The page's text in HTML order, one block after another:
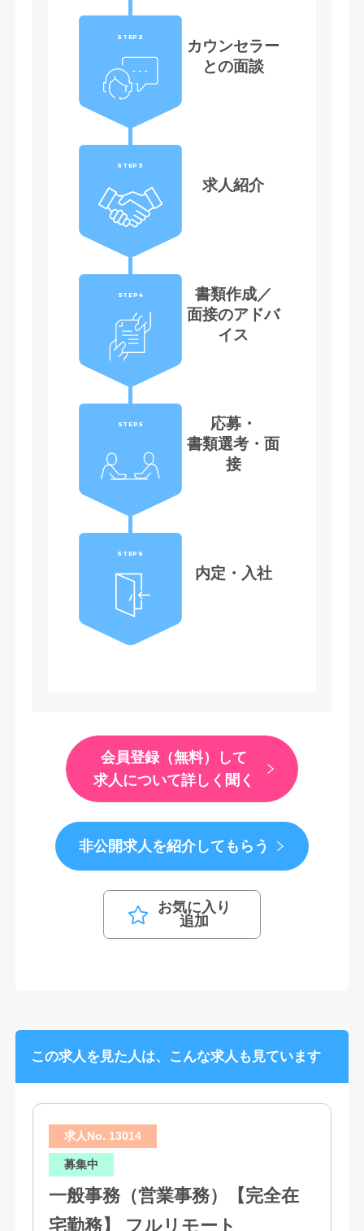
STEP2
カウンセラー
との面談
STEP3
求人紹介
STEP4
書類作成／
面接のアドバ
イス
STEP5
応募・
書類選考・面
接
STEP6
内定・入社
会員登録（無料）して
求人について詳しく聞く
非公開求人を紹介してもらう
お気に入り
追加
この求人を見た人は、こんな求人も見ています
求人No. 13014
募集中
一般事務（営業事務）【完全在
宅勤務】 フルリモート